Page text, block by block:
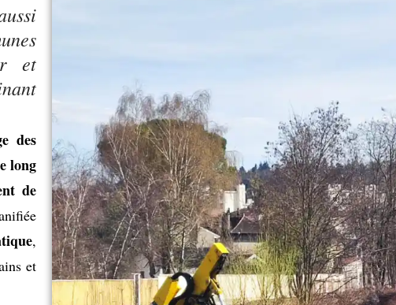
et
des
long
de
,
et